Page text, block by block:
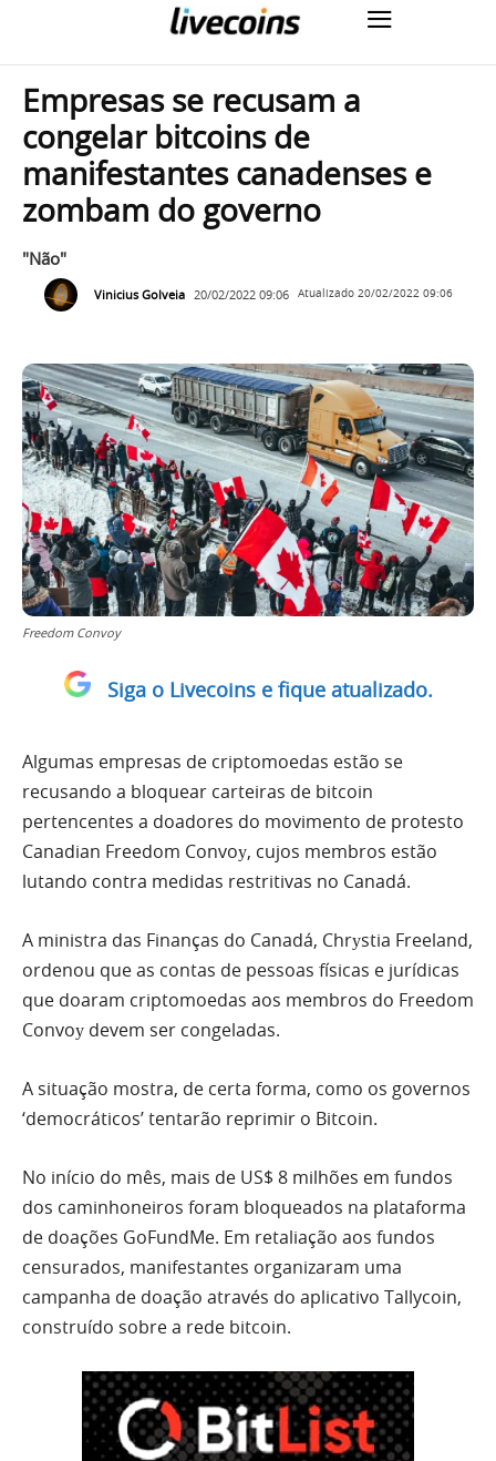
Empresas se recusam a
congelar bitcoins de
manifestantes canadenses e
zombam do governo
"Não"
Vinicius Golveia 20/02/2022 09:06 Atualizado 20/02/2022 09:06
Freedom Convoy
Siga o Livecoins e fique atualizado.
Algumas empresas de criptomoedas estão se
recusando a bloquear carteiras de bitcoin
pertencentes a doadores do movimento de protesto
Canadian Freedom Convoу, cujos membros estão
lutando contra medidas restritivas no Canadá.
A ministra das Finanças do Canadá, Chrуstia Freeland,
ordenou que as contas de pessoas físicas e jurídicas
que doaram criptomoedas aos membros do Freedom
Convoу devem ser congeladas.
A situação mostra, de certa forma, como os governos
‘democráticos’ tentarão reprimir o Bitcoin.
No início do mês, mais de US$ 8 milhões em fundos
dos caminhoneiros foram bloqueados na plataforma
de doações GoFundMe. Em retaliação aos fundos
censurados, manifestantes organizaram uma
campanha de doação através do aplicativo Tallycoin,
construído sobre a rede bitcoin.